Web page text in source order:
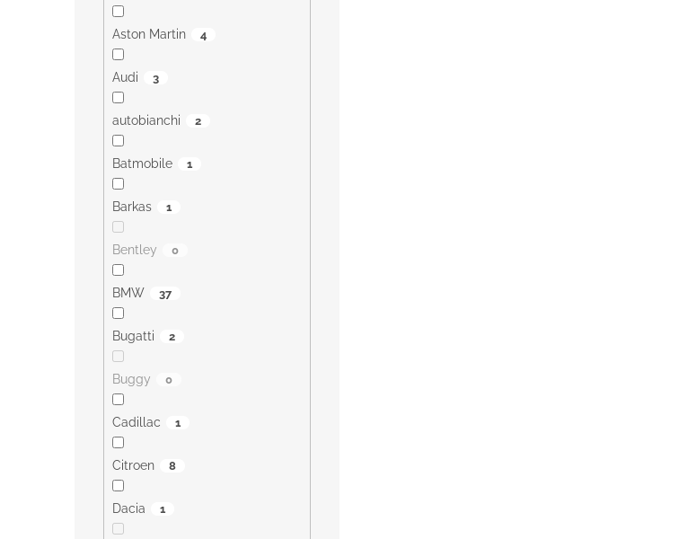
Aston Martin 4
Audi 3
autobianchi 2
Batmobile 1
Barkas 1
Bentley 0
BMW 37
Bugatti 2
Buggy 0
Cadillac 1
Citroen 8
Dacia 1